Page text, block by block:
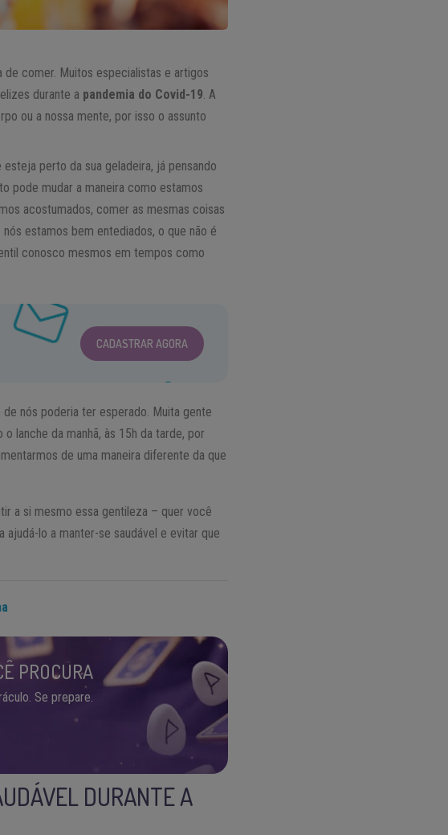
de comer. Muitos especialistas e artigos
durante a pandemia do Covid-19. A
ou a nossa mente, por isso o assunto
perto da sua geladeira, já pensando
pode mudar a maneira como estamos
acostumados, comer as mesmas coisas
estamos bem entediados, o que não é
conosco mesmos em tempos como
CADASTRAR AGORA
de nós poderia ter esperado. Muita gente
lanche da manhã, às 15h da tarde, por
de uma maneira diferente da que
a si mesmo essa gentileza – quer você
lo a manter-se saudável e evitar que
PROCURA
Se prepare.
DURANTE A